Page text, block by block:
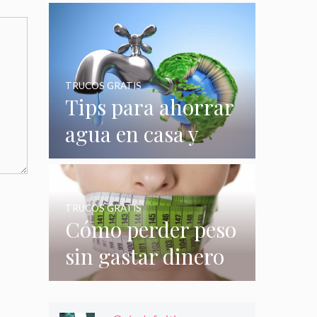
quizás no
conocías
Tips para ahorrar
agua en casa y
gastar menos en
su consumo
TRUCOS GRATIS
Cómo perder peso
sin gastar dinero
e incluso sin
hacer nada
TRUCOS GRATIS